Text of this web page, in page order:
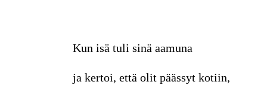
Kun isä tuli sinä aamuna
ja kertoi, että olit päässyt kotiin,